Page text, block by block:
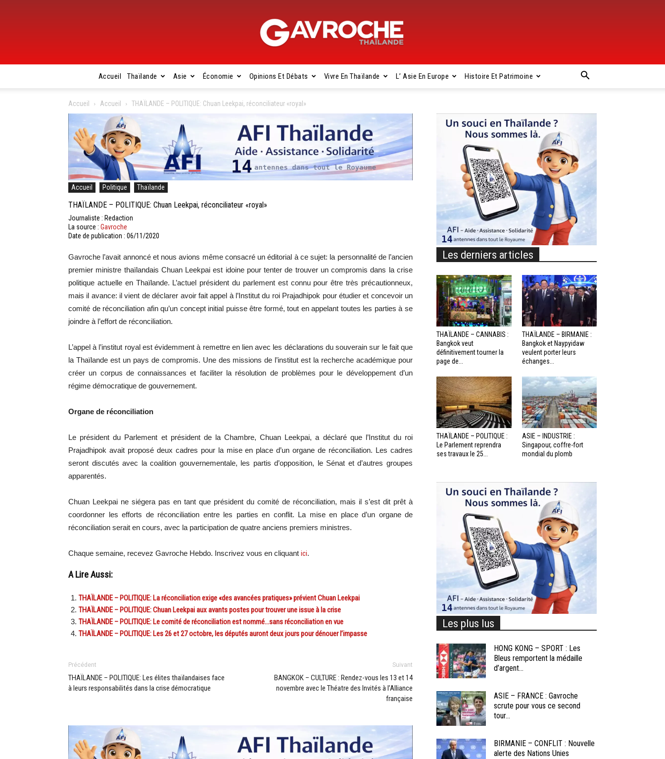
Gavroche
Thaïlande
Accueil Thaïlande Asie Économie Opinions Et Débats Vivre En Thaïlande L’ Asie En Europe Histoire Et Patrimoine
Accueil Accueil THAÏLANDE – POLITIQUE: Chuan Leekpai, réconciliateur «royal»
Accueil Politique Thaïlande
THAÏLANDE – POLITIQUE: Chuan Leekpai, réconciliateur «royal»
Journaliste : Redaction
La source : Gavroche
Date de publication : 06/11/2020
Gavroche l’avait annoncé et nous avions même consacré un éditorial à ce sujet: la personnalité de l’ancien
premier ministre thaïlandais Chuan Leekpai est idoine pour tenter de trouver un compromis dans la crise
politique actuelle en Thaïlande. L’actuel président du parlement est connu pour être très précautionneux,
mais il avance: il vient de déclarer avoir fait appel à l’Institut du roi Prajadhipok pour étudier et concevoir un
comité de réconciliation afin qu’un concept initial puisse être formé, tout en appelant toutes les parties à se
joindre à l’effort de réconciliation.
L’appel à l’institut royal est évidemment à remettre en lien avec les déclarations du souverain sur le fait que
la Thaïlande est un pays de compromis. Une des missions de l’institut est la recherche académique pour
créer un corpus de connaissances et faciliter la résolution de problèmes pour le développement d’un
régime démocratique de gouvernement.
Organe de réconciliation
Le président du Parlement et président de la Chambre, Chuan Leekpai, a déclaré que l’Institut du roi
Prajadhipok avait proposé deux cadres pour la mise en place d’un organe de réconciliation. Les cadres
seront discutés avec la coalition gouvernementale, les partis d’opposition, le Sénat et d’autres groupes
apparentés.
Chuan Leekpai ne siégera pas en tant que président du comité de réconciliation, mais il s’est dit prêt à
coordonner les efforts de réconciliation entre les parties en conflit. La mise en place d’un organe de
réconciliation serait en cours, avec la participation de quatre anciens premiers ministres.
Chaque semaine, recevez Gavroche Hebdo. Inscrivez vous en cliquant ici.
A Lire Aussi:
THAÏLANDE – POLITIQUE: La réconciliation exige «des avancées pratiques» prévient Chuan Leekpai
THAÏLANDE – POLITIQUE: Chuan Leekpai aux avants postes pour trouver une issue à la crise
THAÏLANDE – POLITIQUE: Le comité de réconciliation est nommé…sans réconciliation en vue
THAÏLANDE – POLITIQUE: Les 26 et 27 octobre, les députés auront deux jours pour dénouer l’impasse
Précédent
THAÏLANDE – POLITIQUE: Les élites thaïlandaises face
à leurs responsabilités dans la crise démocratique
Suivant
BANGKOK – CULTURE : Rendez-vous les 13 et 14
novembre avec le Théatre des Invités à l’Alliance
française
Les derniers articles
THAÏLANDE – CANNABIS :
Bangkok veut
définitivement tourner la
page de...
THAÏLANDE – BIRMANIE :
Bangkok et Naypyidaw
veulent porter leurs
échanges...
THAÏLANDE – POLITIQUE :
Le Parlement reprendra
ses travaux le 25...
ASIE – INDUSTRIE :
Singapour, coffre-fort
mondial du plomb
Les plus lus
HONG KONG – SPORT : Les
Bleus remportent la médaille
d’argent...
ASIE – FRANCE : Gavroche
scrute pour vous ce second
tour...
BIRMANIE – CONFLIT : Nouvelle
alerte des Nations Unies